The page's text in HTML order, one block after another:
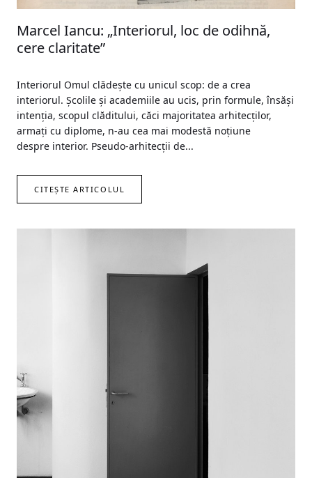
Marcel Iancu: „Interiorul, loc de odihnă,
cere claritate”
Interiorul Omul clădește cu unicul scop: de a crea
interiorul. Școlile și academiile au ucis, prin formule, însăși
intenția, scopul clăditului, căci majoritatea arhitecților,
armați cu diplome, n-au cea mai modestă noțiune
despre interior. Pseudo-arhitecții de...
CITEȘTE ARTICOLUL